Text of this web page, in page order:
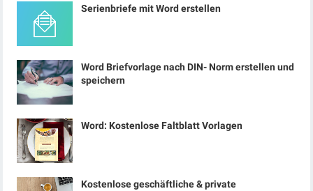
Serienbriefe mit Word erstellen
Word Briefvorlage nach DIN- Norm erstellen und
speichern
Word: Kostenlose Faltblatt Vorlagen
Kostenlose geschäftliche & private